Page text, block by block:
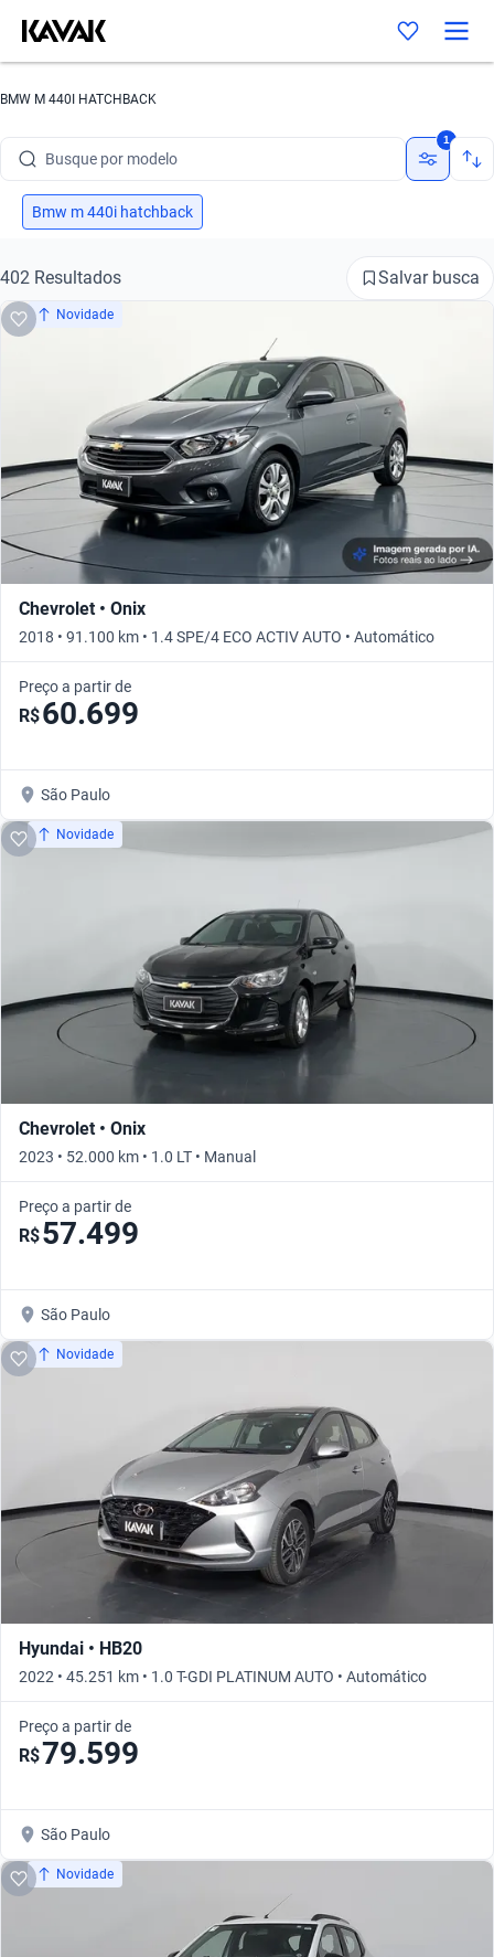
BMW M 440I HATCHBACK
Busque por marca
Busque por versão
Busque por ano
Busque por modelo
Busque por ano
1
Bmw m 440i hatchback
402 Resultados Salvar busca
Novidade
Chevrolet • Onix
2018 • 91.100 km • 1.4 SPE/4 ECO ACTIV AUTO • Automático
Preço a partir de
R$60.699
São Paulo
Novidade
Chevrolet • Onix
2023 • 52.000 km • 1.0 LT • Manual
Preço a partir de
R$57.499
São Paulo
Novidade
Hyundai • HB20
2022 • 45.251 km • 1.0 T-GDI PLATINUM AUTO • Automático
Preço a partir de
R$79.599
São Paulo
Novidade